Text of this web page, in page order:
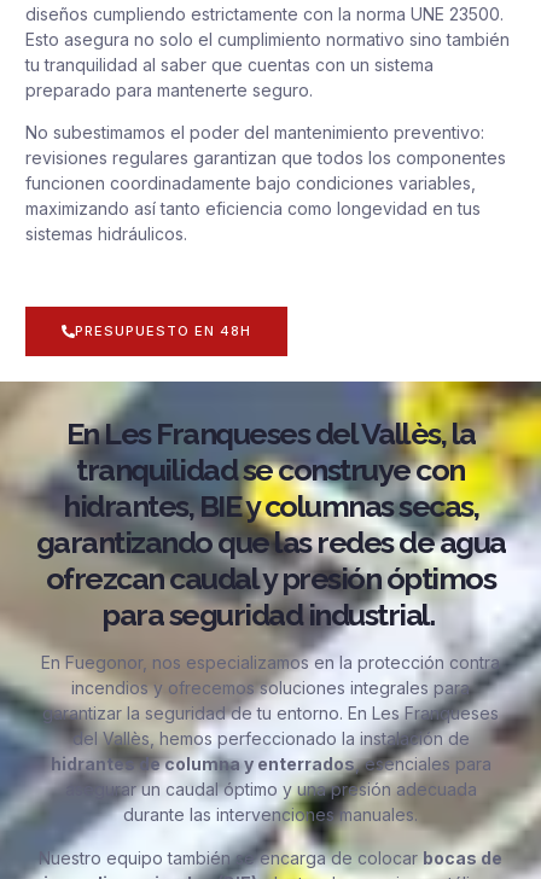
diseños cumpliendo estrictamente con la norma UNE 23500.
Esto asegura no solo el cumplimiento normativo sino también
tu tranquilidad al saber que cuentas con un sistema
preparado para mantenerte seguro.
No subestimamos el poder del mantenimiento preventivo:
revisiones regulares garantizan que todos los componentes
funcionen coordinadamente bajo condiciones variables,
maximizando así tanto eficiencia como longevidad en tus
sistemas hidráulicos.
PRESUPUESTO EN 48H
En Les Franqueses del Vallès, la
tranquilidad se construye con
hidrantes, BIE y columnas secas,
garantizando que las redes de agua
ofrezcan caudal y presión óptimos
para seguridad industrial.
En Fuegonor, nos especializamos en la protección contra
incendios y ofrecemos soluciones integrales para
garantizar la seguridad de tu entorno. En Les Franqueses
del Vallès, hemos perfeccionado la instalación de
hidrantes de columna y enterrados, esenciales para
asegurar un caudal óptimo y una presión adecuada
durante las intervenciones manuales.
Nuestro equipo también se encarga de colocar bocas de